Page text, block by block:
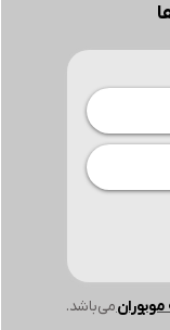
می‌باشد.